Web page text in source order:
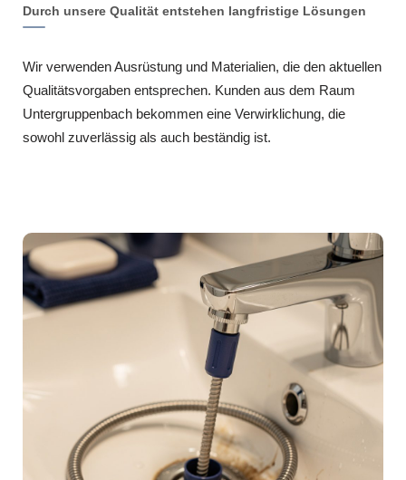
Durch unsere Qualität entstehen langfristige Lösungen
Wir verwenden Ausrüstung und Materialien, die den aktuellen
Qualitätsvorgaben entsprechen. Kunden aus dem Raum
Untergruppenbach bekommen eine Verwirklichung, die
sowohl zuverlässig als auch beständig ist.